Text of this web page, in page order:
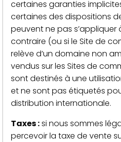
certaines garanties
certaines des dispositions
peuvent ne pas s’appliquer
contraire (ou si le Site de
relève d’un domaine non
vendus sur les Sites de
sont destinés à une
et ne sont pas étiquetés
distribution internationale.
Taxes :si nous sommes
percevoir la taxe de vente